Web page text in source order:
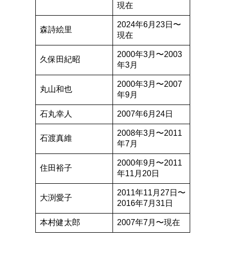
現在
森詩絵里
2024年6月23日〜
現在
久保田紀昭
2000年3月〜2003
年3月
丸山和也
2000年3月〜2007
年9月
石丸幸人 2007年6月24日
石渡真維
2008年3月〜2011
年7月
住田裕子
2000年9月〜2011
年11月20日
大渕愛子
2011年11月27日〜
2016年7月31日
本村健太郎 2007年7月〜現在